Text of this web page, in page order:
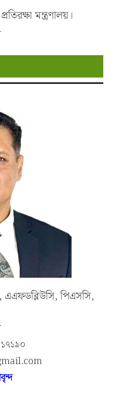
মন্ত্রণালয়।
পিএসসি,